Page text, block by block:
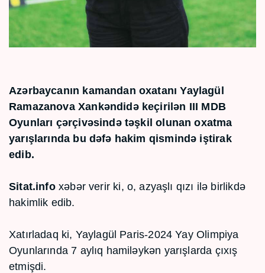
Azərbaycanın kamandan oxatanı Yaylagül
Ramazanova Xankəndidə keçirilən III MDB
Oyunları çərçivəsində təşkil olunan oxatma
yarışlarında bu dəfə hakim qismində iştirak
edib.
Sitat.infoxəbər verir ki, o, azyaşlı qızı ilə birlikdə
hakimlik edib.
Xatırladaq ki, Yaylagül Paris-2024 Yay Olimpiya
Oyunlarında 7 aylıq hamiləykən yarışlarda çıxış
etmişdi.